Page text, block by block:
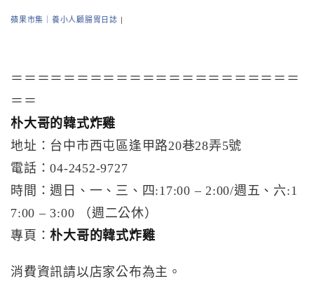
蘋果市集｜養小人顧腸胃日誌 |
＝＝＝＝＝＝＝＝＝＝＝＝＝＝＝＝＝＝＝＝＝＝
＝＝
朴大哥的韓式炸雞
地址：台中市西屯區逢甲路20巷28弄5號
電話：04-2452-9727
時間：週日、一、三、四:17:00 – 2:00/週五、六:1
7:00 – 3:00 （週二公休）
專頁：朴大哥的韓式炸雞
消費資訊請以店家公布為主。